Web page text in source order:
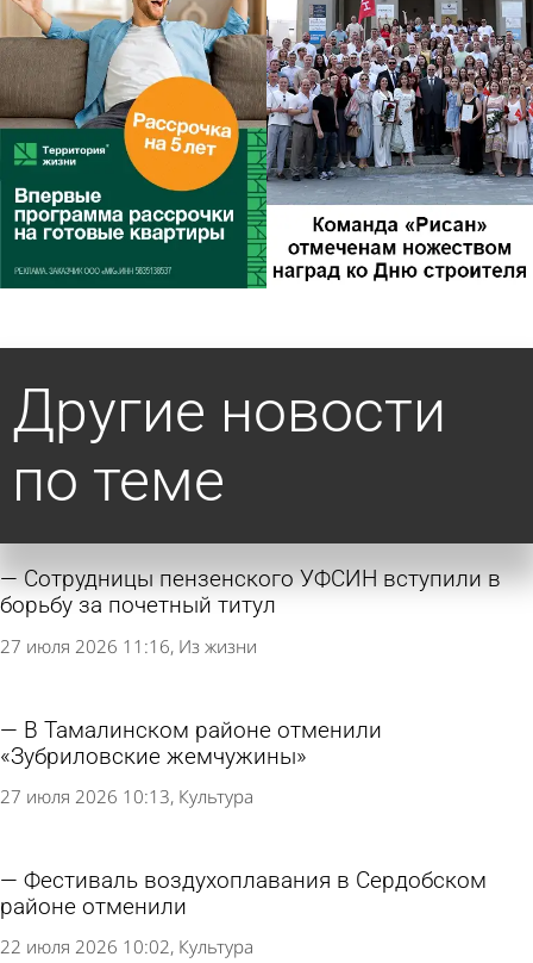
Другие новости
по теме
Сотрудницы пензенского УФСИН вступили в
борьбу за почетный титул
27 июля 2026 11:16 Из жизни
В Тамалинском районе отменили
«Зубриловские жемчужины»
27 июля 2026 10:13 Культура
Фестиваль воздухоплавания в Сердобском
районе отменили
22 июля 2026 10:02 Культура